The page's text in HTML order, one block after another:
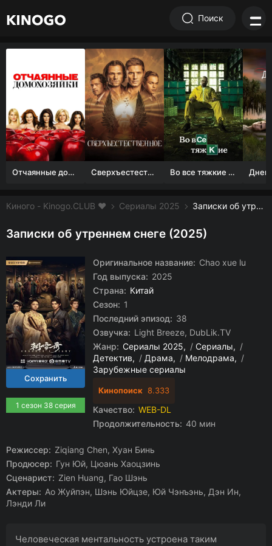
Поиск
Отчаянные домохозяйки (1 сезон) Сверхъестественное Во все тяжкие 1-5 сезон
Киного - Kinogo.CLUB ❤️ Сериалы 2025 Записки об утреннем снеге смотреть онлайн бесплатно
Записки об утреннем снеге (2025)
1 сезон 38 серия
Оригинальное название: Chao xue lu
Год выпуска: 2025
Страна: Китай
Сезон: 1
Последний эпизод: 38
Озвучка: Light Breeze, DubLik.TV
Жанр: Сериалы 2025 / Сериалы
/
Детектив
/ Драма / Мелодрама
/
Зарубежные сериалы
Кинопоиск 8.333
Качество: WEB-DL
Продолжительность: 40 мин
Режиссер: Ziqiang Chen, Хуан Бинь
Продюсер: Гун Юй, Цюань Хаоцзинь
Сценарист: Zien Huang, Гао Шэнь
Актеры: Ао Жуйпэн, Шэнь Юйцзе, Юй Чэнъэнь, Дэн Ин,
Лэнди Ли
Человеческая ментальность устроена таким